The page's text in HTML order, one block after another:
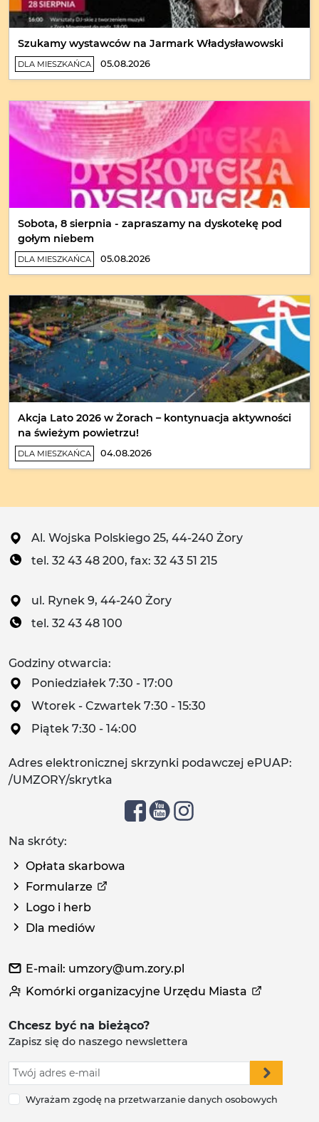
Szukamy wystawców na Jarmark Władysławowski
DLA MIESZKAŃCA 05.08.2026
Sobota, 8 sierpnia - zapraszamy na dyskotekę pod
gołym niebem
DLA MIESZKAŃCA 05.08.2026
Akcja Lato 2026 w Żorach – kontynuacja aktywności
na świeżym powietrzu!
DLA MIESZKAŃCA 04.08.2026
Al. Wojska Polskiego 25, 44-240 Żory
tel. 32 43 48 200, fax: 32 43 51 215
ul. Rynek 9, 44-240 Żory
tel. 32 43 48 100
Godziny otwarcia:
Poniedziałek 7:30 - 17:00
Wtorek - Czwartek 7:30 - 15:30
Piątek 7:30 - 14:00
Adres elektronicznej skrzynki podawczej ePUAP:
/UMZORY/skrytka
Na skróty:
Opłata skarbowa
Formularze
Logo i herb
Dla mediów
E-mail: umzory@um.zory.pl
Komórki organizacyjne Urzędu Miasta
Chcesz być na bieżąco?
Zapisz się do naszego newslettera
Wyrażam zgodę na przetwarzanie danych osobowych